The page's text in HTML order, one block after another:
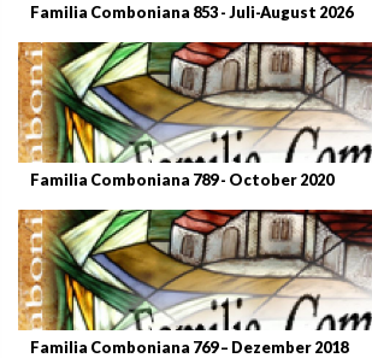
Familia Comboniana 853 - Juli-August 2026
Familia Comboniana 789 - October 2020
Familia Comboniana 769 – Dezember 2018